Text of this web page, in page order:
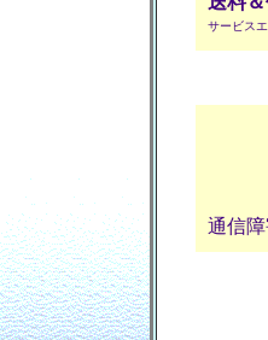
サービス
通信